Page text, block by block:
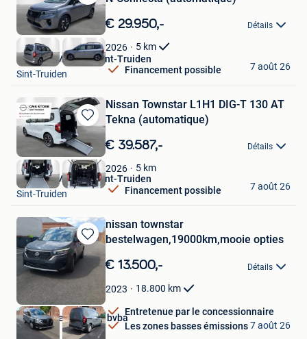
Sauvegarder
dans
Favoris
€ 29.950,- Détails
2026 5 km
Financement possible
Nissan GMS Store Sint-Truiden
Sint-Truiden
7 août 26
Sauvegarder
dans
Mes
Favoris
Nissan Townstar L1H1 DIG-T 130 AT
Tekna (automatique)
€ 39.587,- Détails
2026 5 km
Financement possible
Nissan GMS Store Sint-Truiden
Sint-Truiden
7 août 26
Sauvegarder
dans
Mes
Favoris
nissan townstar
bestelwagen,19000km,mooie opties
€ 13.500,- Détails
2023 18.800 km
Entretenue par le concessionnaire
Les zones basses émissions
autohandel vermote bvba
Wevelgem
7 août 26